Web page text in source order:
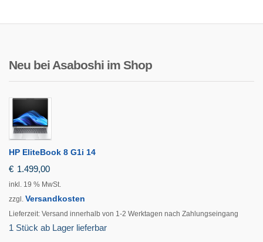
Neu bei Asaboshi im Shop
HP EliteBook 8 G1i 14
€ 1.499,00
inkl. 19 % MwSt.
zzgl. Versandkosten
Lieferzeit: Versand innerhalb von 1-2 Werktagen nach Zahlungseingang
1 Stück ab Lager lieferbar